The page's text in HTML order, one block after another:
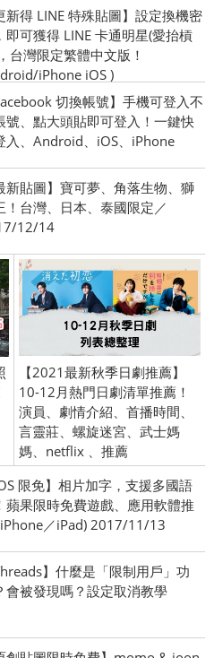
新得 LINE 特殊貼圖】設定換機密
即可獲得 LINE 卡通明星(愛抬槓
台灣限定繁體中文版！
iPhone iOS )
切換帳號】手機可登入不
號、點大頭貼即可登入！一鍵快
入、Android、iOS、iPhone
新貼圖】寶可夢、角落生物、獅
！台灣、日本、泰國限定／
12/14
【2021最新秋季日劇推薦】
10-12月熱門日劇清單推薦！
演員、劇情介紹、首播時間、
言靈莊、螺旋迷宮、武士媽
媽、netflix 、推薦
限免】相片加字，支援多國語
蘋果限時免費遊戲、應用軟體推
／iPad) 2017/11/13
】什麼是「限制用戶」功
會被發現嗎？設定取消教學